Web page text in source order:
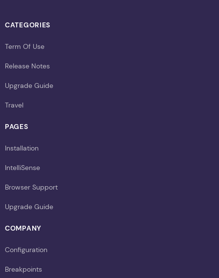
CATEGORIES
Term Of Use
Release Notes
Upgrade Guide
Travel
PAGES
Installation
IntelliSense
Browser Support
Upgrade Guide
COMPANY
Configuration
Breakpoints